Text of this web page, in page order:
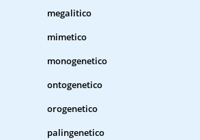
megalitico
mimetico
monogenetico
ontogenetico
orogenetico
palingenetico